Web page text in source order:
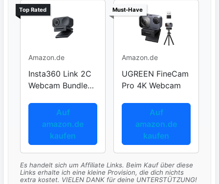
Top Rated
Amazon.de
Insta360 Link 2C
Webcam Bundle
Auf
amazon.de
kaufen
Must-Have
Amazon.de
UGREEN FineCam
Pro 4K Webcam
Auf
amazon.de
kaufen
Es handelt sich um Affiliate Links. Beim Kauf über diese
Links erhalte ich eine kleine Provision, die dich nichts
extra kostet. VIELEN DANK für deine UNTERSTÜTZUNG!